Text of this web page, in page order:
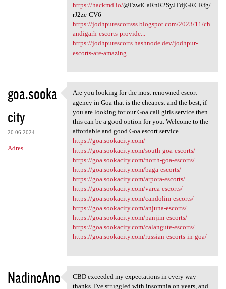
https://hackmd.io/@FzwICaRnR2SyJTdjGRCRfg/
rJ2ze-CV6
https://jodhpurescortsss.blogspot.com/2023/11/ch
andigarh-escorts-provide...
https://jodhpurescorts.hashnode.dev/jodhpur-
escorts-are-amazing
goa.sooka
city
20.06.2024
Adres
Are you looking for the most
Are you looking for the most renowned escort
agency in Goa that is the cheapest and the best, if
you are looking for our Goa call girls service then
this can be a good option for you. Welcome to the
affordable and good Goa escort service.
https://goa.sookacity.com/
https://goa.sookacity.com/south-goa-escorts/
https://goa.sookacity.com/north-goa-escorts/
https://goa.sookacity.com/baga-escorts/
https://goa.sookacity.com/arpora-escorts/
https://goa.sookacity.com/varca-escorts/
https://goa.sookacity.com/candolim-escorts/
https://goa.sookacity.com/anjuna-escorts/
https://goa.sookacity.com/panjim-escorts/
https://goa.sookacity.com/calangute-escorts/
https://goa.sookacity.com/russian-escorts-in-goa/
NadineAno CBD exceeded my expectations
CBD exceeded my expectations in every way
thanks. I've struggled with insomnia on years, and